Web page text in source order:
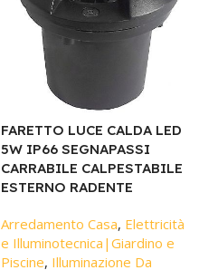
FARETTO LUCE CALDA LED
5W IP66 SEGNAPASSI
CARRABILE CALPESTABILE
ESTERNO RADENTE
Arredamento Casa, Elettricità
e Illuminotecnica|Giardino e
Piscine, Illuminazione Da